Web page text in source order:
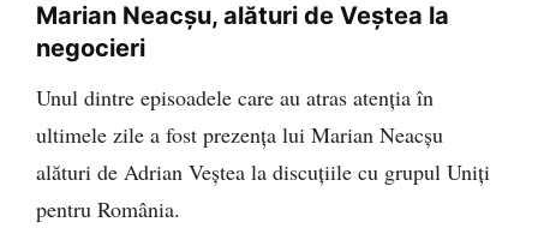
Marian Neacșu, alături de Veștea la
negocieri
Unul dintre episoadele care au atras atenția în
ultimele zile a fost prezența lui Marian Neacșu
alături de Adrian Veștea la discuțiile cu grupul Uniți
pentru România.